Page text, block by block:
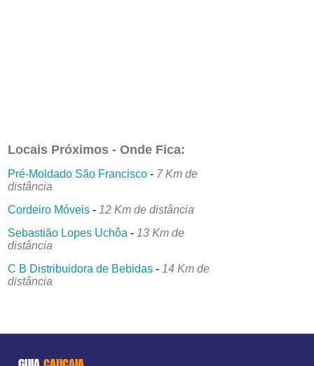
Locais Próximos - Onde Fica:
Pré-Moldado São Francisco - 7 Km de
distância
Cordeiro Móveis - 12 Km de distância
Sebastião Lopes Uchôa - 13 Km de
distância
C B Distribuidora de Bebidas - 14 Km de
distância